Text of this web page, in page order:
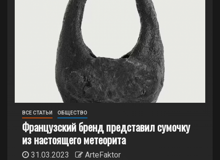
ВСЕ СТАТЬИ ОБЩЕСТВО
Французский бренд представил сумочку
из настоящего метеорита
31.03.2023
ArteFaktor